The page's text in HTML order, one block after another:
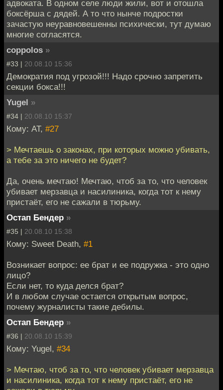
адвоката. В одном селе люди жили, вот и отошла
боксёрша с дядей. А то что нынче подростки
зачастую неуравновешенны психически, тут думаю
многие согласятся.
coppolos »
#33 | 20.08.10 15:36
Демократия под угрозой!!! Надо срочно запретить
секции бокса!!!
Yugel »
#34 | 20.08.10 15:37
Кому: AT, #27
> Мечтаешь о законах, при которых можно убивать,
а тебе за это ничего не будет?
Да, очень мечтаю! Мечтаю, чтоб за то, что человек
убивает мерзавца и насилиника, когда тот к нему
пристаёт, его не сажали в тюрьму.
Остап Бендер »
#35 | 20.08.10 15:38
Кому: Sweet Death, #1
Возникает вопрос: ее брат и ее подружка - это одно
лицо?
Если нет, то куда делся брат?
И в любом случае остается открытым вопрос,
почему журналисты такие дебилы.
Остап Бендер »
#36 | 20.08.10 15:39
Кому: Yugel, #34
> Мечтаю, чтоб за то, что человек убивает мерзавца
и насилиника, когда тот к нему пристаёт, его не